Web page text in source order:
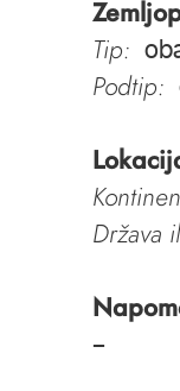
Tip:
Podtip:
Država
–